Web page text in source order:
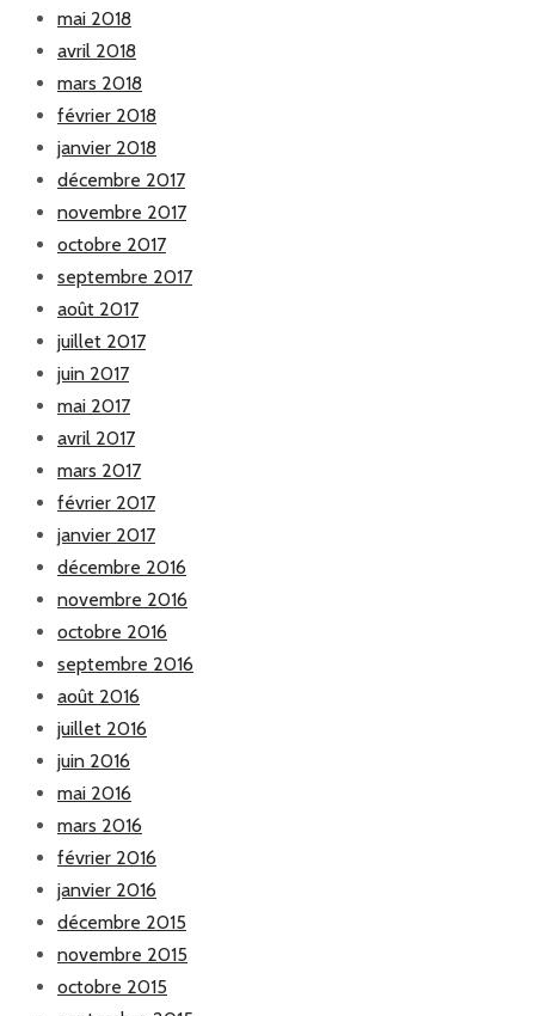
mai 2018
avril 2018
mars 2018
février 2018
janvier 2018
décembre 2017
novembre 2017
octobre 2017
septembre 2017
août 2017
juillet 2017
juin 2017
mai 2017
avril 2017
mars 2017
février 2017
janvier 2017
décembre 2016
novembre 2016
octobre 2016
septembre 2016
août 2016
juillet 2016
juin 2016
mai 2016
mars 2016
février 2016
janvier 2016
décembre 2015
novembre 2015
octobre 2015